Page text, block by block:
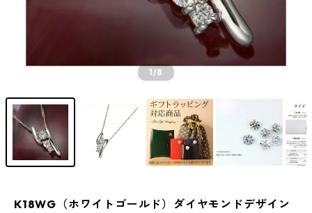
1/8
K18WG（ホワイトゴールド）ダイヤモンドデザイン